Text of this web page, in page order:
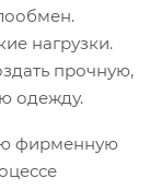
нагрузки.
прочную,
одежду.
фирменную